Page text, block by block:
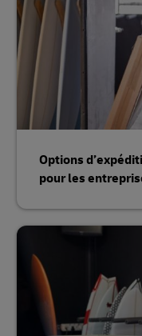
Options
pour les